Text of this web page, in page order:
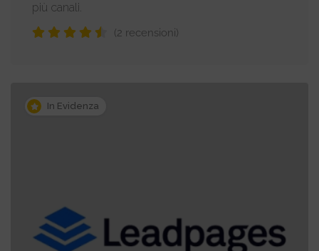
più canali.
(2 recensioni)
In Evidenza